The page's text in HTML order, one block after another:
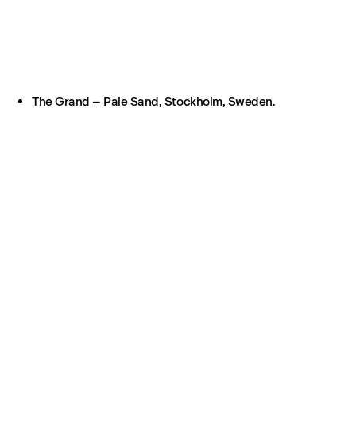
The Grand – Pale Sand, Stockholm, Sweden.